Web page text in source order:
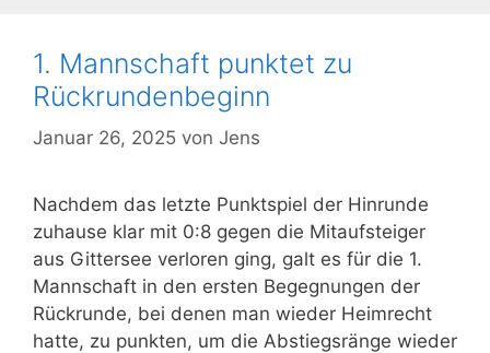
1. Mannschaft punktet zu
Rückrundenbeginn
Januar 26, 2025 von Jens
Nachdem das letzte Punktspiel der Hinrunde
zuhause klar mit 0:8 gegen die Mitaufsteiger
aus Gittersee verloren ging, galt es für die 1.
Mannschaft in den ersten Begegnungen der
Rückrunde, bei denen man wieder Heimrecht
hatte, zu punkten, um die Abstiegsränge wieder